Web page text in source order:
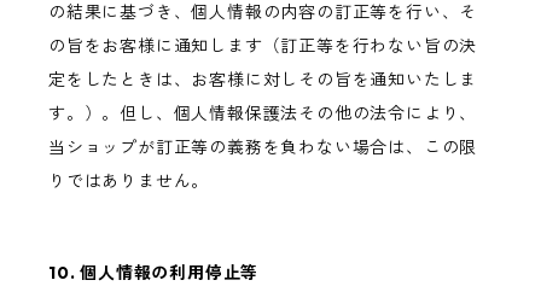
の結果に基づき、個人情報の内容の訂正等を行い、そ
の旨をお客様に通知します（訂正等を行わない旨の決
定をしたときは、お客様に対しその旨を通知いたしま
す。）。但し、個人情報保護法その他の法令により、
当ショップが訂正等の義務を負わない場合は、この限
りではありません。
10. 個人情報の利用停止等